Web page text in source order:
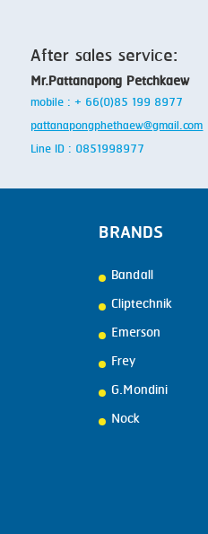
After sales service:
Mr.Pattanapong Petchkaew
mobile : + 66(0)85 199 8977
pattanapongphethaew@gmail.com
Line ID : 0851998977
BRANDS
Bandall
Cliptechnik
Emerson
Frey
G.Mondini
Nock